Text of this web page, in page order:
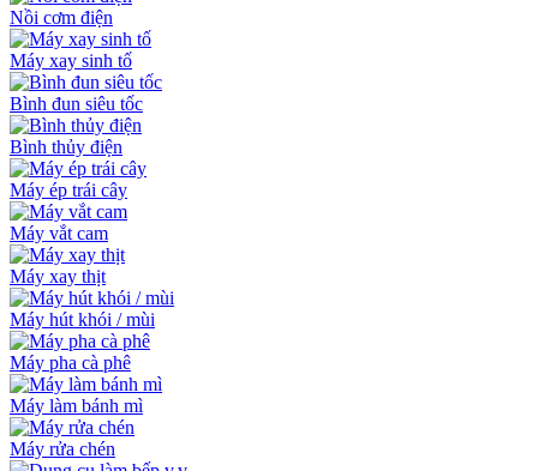
Nồi cơm điện
Máy xay sinh tố
Bình đun siêu tốc
Bình thủy điện
Máy ép trái cây
Máy vắt cam
Máy xay thịt
Máy hút khói / mùi
Máy pha cà phê
Máy làm bánh mì
Máy rửa chén